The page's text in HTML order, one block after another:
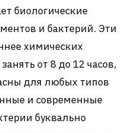
биологические
и бактерий. Эти
химических
от 8 до 12 часов,
для любых типов
и современные
буквально